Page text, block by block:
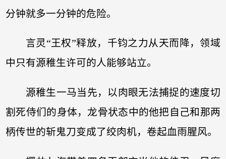
分钟就多一分钟的危险。
言灵“王权”释放，千钧之力从天而降，领域
中只有源稚生许可的人能够站立。
源稚生一马当先，以肉眼无法捕捉的速度切
割死侍们的身体，龙骨状态中的他把自己和那两
柄传世的斩鬼刀变成了绞肉机，卷起血雨腥风。